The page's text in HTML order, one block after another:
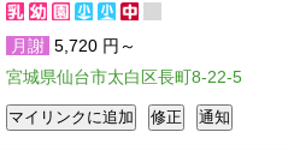
月謝 5,720 円～
宮城県仙台市太白区長町8-22-5